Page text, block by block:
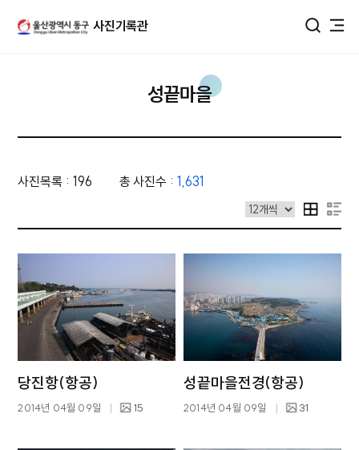
사진기록관
성끝마을
사진목록 : 196 총 사진수 : 1,631
당진항(항공)
2014년 04월 09일 15
성끝마을전경(항공)
2014년 04월 09일 31